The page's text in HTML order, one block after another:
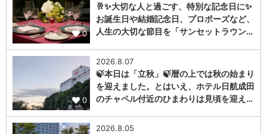
0
🥂✨大切な人と過ごす、特別な記念日に✨
お誕生日や結婚記念日、プロポーズなど、
人生の大切な節目を「サンセットラウン…
0
2026.8.07
🍃本日は「立秋」🍃暦の上では秋の始まり
を迎えました。とはいえ、ホテル日航成田
のチャペル付近のひまわりは見頃を迎え…
2026.8.05